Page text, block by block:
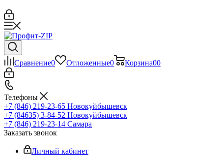
Сравнение0 Отложенные0 Корзина00
Телефоны
+7 (846) 219-23-65 Новокуйбышевск
+7 (84635) 3-84-52 Новокуйбышевск
+7 (846) 219-23-14 Самара
Заказать звонок
Личный кабинет